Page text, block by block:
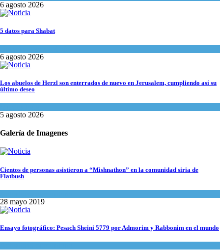
6 agosto 2026
5 datos para Shabat
6 agosto 2026
Los abuelos de Herzl son enterrados de nuevo en Jerusalem, cumpliendo así su
último deseo
5 agosto 2026
Galería de Imagenes
Cientos de personas asistieron a “Mishnathon” en la comunidad siria de
Flatbush
28 mayo 2019
Ensayo fotográfico: Pesach Sheini 5779 por Admorim y Rabbonim en el mundo